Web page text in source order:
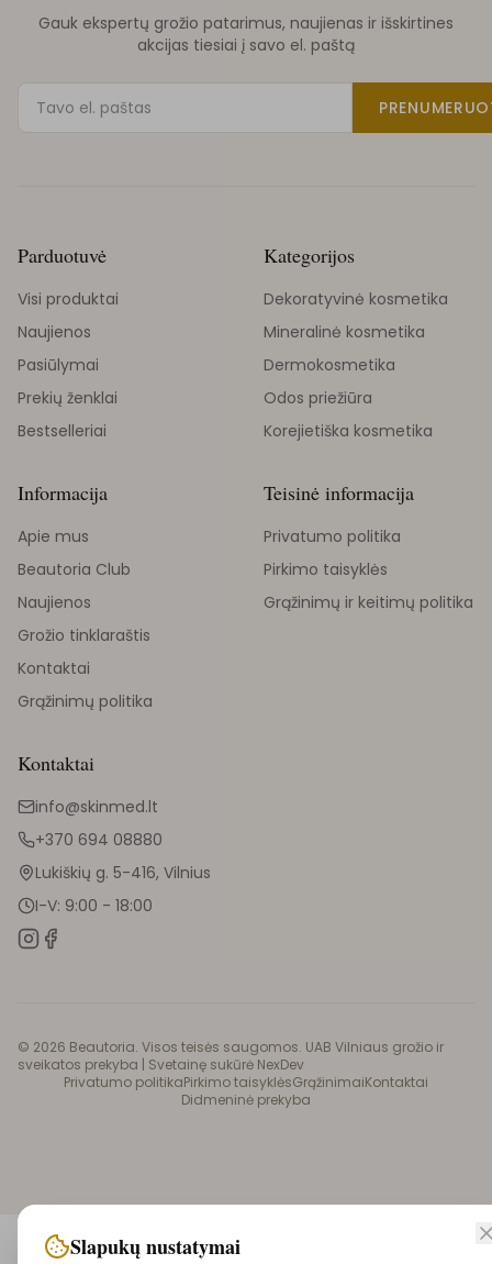
Gauk ekspertų grožio patarimus, naujienas ir išskirtines
akcijas tiesiai į savo el. paštą
Parduotuvė
Visi produktai
Naujienos
Pasiūlymai
Prekių ženklai
Bestselleriai
Kategorijos
Dekoratyvinė kosmetika
Mineralinė kosmetika
Dermokosmetika
Odos priežiūra
Korejietiška kosmetika
Informacija
Apie mus
Beautoria Club
Naujienos
Grožio tinklaraštis
Kontaktai
Grąžinimų politika
Teisinė informacija
Privatumo politika
Pirkimo taisyklės
Grąžinimų ir keitimų politika
Kontaktai
info@skinmed.lt
+370 694 08880
Lukiškių g. 5-416, Vilnius
I-V: 9:00 - 18:00
© 2026 Beautoria. Visos teisės saugomos. UAB Vilniaus grožio ir
sveikatos prekyba | Svetainę sukūrė NexDev
Privatumo politikaPirkimo taisyklėsGrąžinimaiKontaktai
Didmeninė prekyba
Slapukų nustatymai